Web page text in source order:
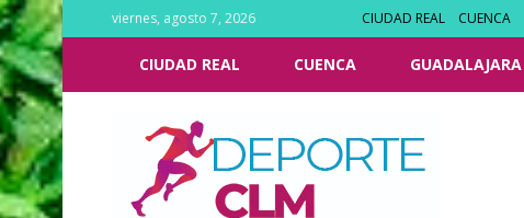
viernes, agosto 7, 2026 CIUDAD REAL CUENCA
CIUDAD REAL CUENCA GUADALAJARA